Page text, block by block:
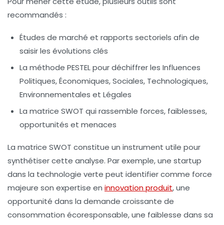
recommandés :
Études de marché et rapports sectoriels afin de
saisir les évolutions clés
La méthode PESTEL pour déchiffrer les Influences
Politiques, Économiques, Sociales, Technologiques,
Environnementales et Légales
La matrice SWOT qui rassemble forces, faiblesses,
opportunités et menaces
La matrice SWOT constitue un instrument utile pour
synthétiser cette analyse. Par exemple, une startup
dans la technologie verte peut identifier comme force
majeure son expertise en innovation produit, une
opportunité dans la demande croissante de
consommation écoresponsable, une faiblesse dans sa